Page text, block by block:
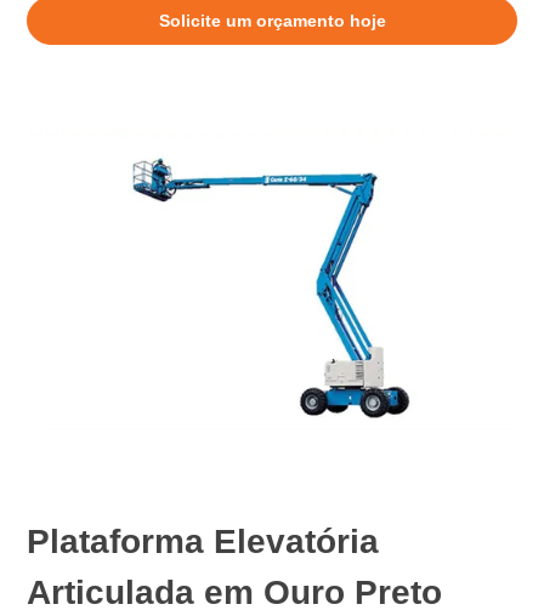
Solicite um orçamento hoje
Plataforma Elevatória
Articulada em Ouro Preto